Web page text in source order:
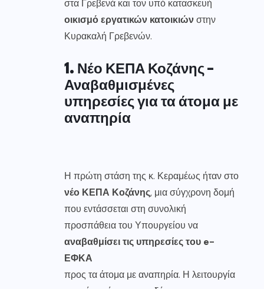
στα Γρεβενά και τον υπό κατασκευή
οικισμό εργατικών κατοικιώνστην
Κυρακαλή Γρεβενών.
1. Νέο ΚΕΠΑ Κοζάνης –
Αναβαθμισμένες
υπηρεσίες για τα άτομα με
αναπηρία
Η πρώτη στάση της κ. Κεραμέως ήταν στο
νέο ΚΕΠΑ Κοζάνης, μια σύγχρονη δομή
που εντάσσεται στη συνολική
προσπάθεια του Υπουργείου να
αναβαθμίσει τις υπηρεσίες του e-
ΕΦΚΑ
προς τα άτομα με αναπηρία. Η λειτουργία